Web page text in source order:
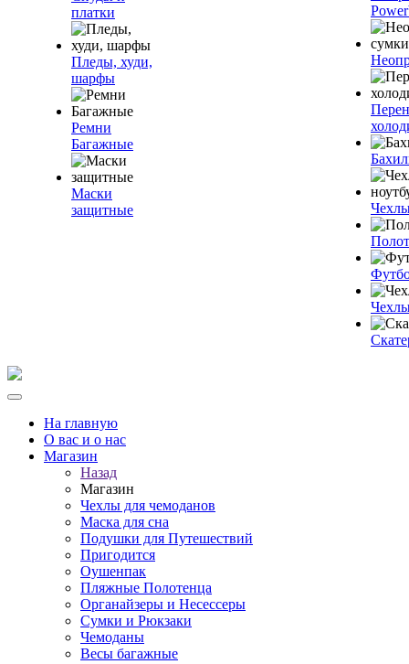
платки
Пледы, худи,
шарфы
Ремни
Багажные
Маски
защитные
На главную
О вас и о нас
Магазин
Назад
Магазин
Чехлы для чемоданов
Маска для сна
Подушки для Путешествий
Пригодится
Оушенпак
Пляжные Полотенца
Органайзеры и Несессеры
Сумки и Рюкзаки
Чемоданы
Весы багажные